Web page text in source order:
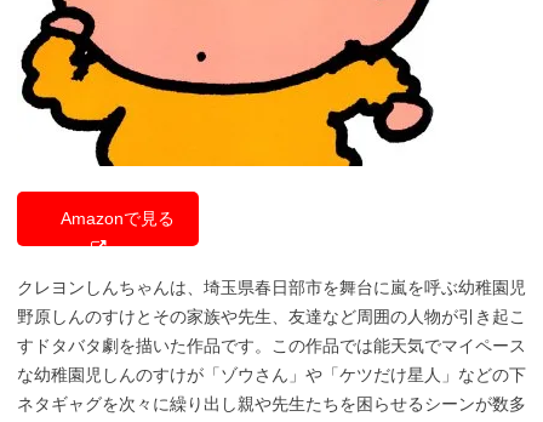
Amazonで見る
クレヨンしんちゃんは、埼玉県春日部市を舞台に嵐を呼ぶ幼稚園児
野原しんのすけとその家族や先生、友達など周囲の人物が引き起こ
すドタバタ劇を描いた作品です。この作品では能天気でマイペース
な幼稚園児しんのすけが「ゾウさん」や「ケツだけ星人」などの下
ネタギャグを次々に繰り出し親や先生たちを困らせるシーンが数多